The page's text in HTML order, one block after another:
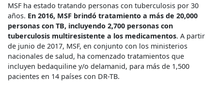
MSF ha estado tratando personas con tuberculosis por 30
años. En 2016, MSF brindó tratamiento a más de 20,000
personas con TB, incluyendo 2,700 personas con
tuberculosis multiresistente a los medicamentos. A partir
de junio de 2017, MSF, en conjunto con los ministerios
nacionales de salud, ha comenzado tratamientos que
incluyen bedaquiline y/o delamanid, para más de 1,500
pacientes en 14 países con DR-TB.